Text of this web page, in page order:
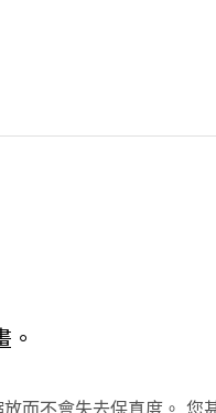
而不會失去保真度。 您